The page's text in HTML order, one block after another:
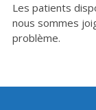
Les patients
nous sommes
problème.